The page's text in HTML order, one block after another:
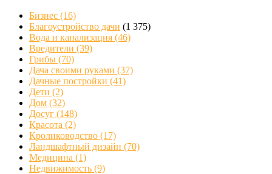
Бизнес (16)
Благоустройство дачи (1 375)
Вода и канализация (46)
Вредители (39)
Грибы (70)
Дача своими руками (37)
Дачные постройки (41)
Дети (2)
Дом (32)
Досуг (148)
Красота (2)
Кролиководство (17)
Ландшафтный дизайн (70)
Медицина (1)
Недвижимость (9)